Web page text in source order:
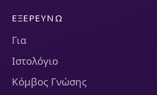
ΕΞΕΡΕΥΝΏ
Για
Ιστολόγιο
Κόμβος Γνώσης